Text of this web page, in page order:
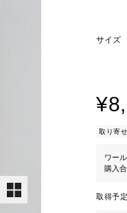
サイズ
取り寄せ
ワー
購入
取得予